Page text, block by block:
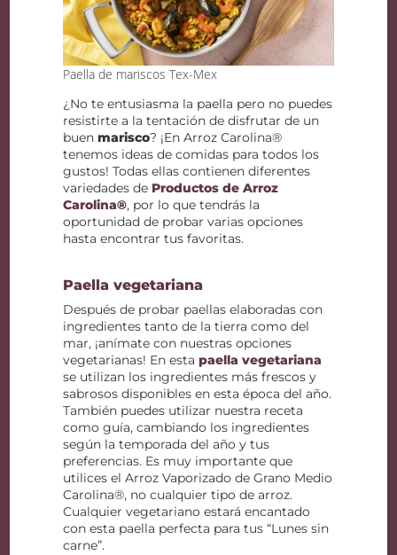
Paella de mariscos Tex-Mex
¿No te entusiasma la paella pero no puedes
resistirte a la tentación de disfrutar de un
buenmarisco? ¡En Arroz Carolina®
tenemos ideas de comidas para todos los
gustos! Todas ellas contienen diferentes
variedades de Productos de Arroz
Carolina®, por lo que tendrás la
oportunidad de probar varias opciones
hasta encontrar tus favoritas.
Paella vegetariana
Después de probar paellas elaboradas con
ingredientes tanto de la tierra como del
mar, ¡anímate con nuestras opciones
vegetarianas! En estapaella vegetariana
se utilizan los ingredientes más frescos y
sabrosos disponibles en esta época del año.
También puedes utilizar nuestra receta
como guía, cambiando los ingredientes
según la temporada del año y tus
preferencias. Es muy importante que
utilices el Arroz Vaporizado de Grano Medio
Carolina®, no cualquier tipo de arroz.
Cualquier vegetariano estará encantado
con esta paella perfecta para tus “Lunes sin
carne”.